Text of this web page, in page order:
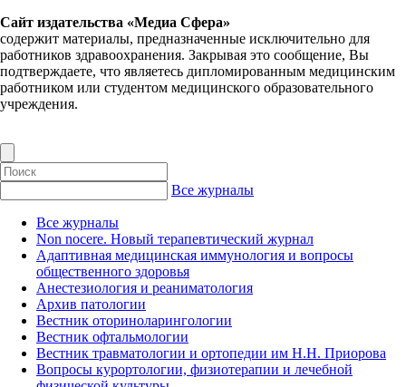
Сайт издательства «Медиа Сфера»
содержит материалы, предназначенные исключительно для
работников здравоохранения. Закрывая это сообщение, Вы
подтверждаете, что являетесь дипломированным медицинским
работником или студентом медицинского образовательного
учреждения.
Все журналы
Все журналы
Non nocere. Новый терапевтический журнал
Адаптивная медицинская иммунология и вопросы
общественного здоровья
Анестезиология и реаниматология
Архив патологии
Вестник оториноларингологии
Вестник офтальмологии
Вестник травматологии и ортопедии им Н.Н. Приорова
Вопросы курортологии, физиотерапии и лечебной